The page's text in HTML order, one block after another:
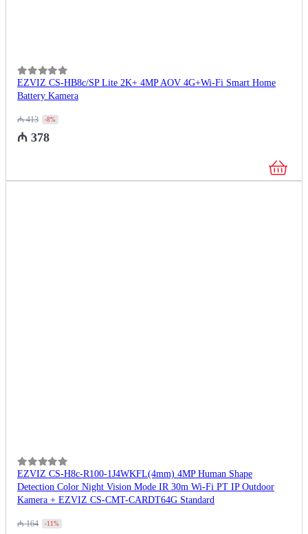
0из 5
EZVIZ CS-HB8c/SP Lite 2K+ 4MP AOV 4G+Wi-Fi Smart Home
Battery Kamera
₼413 -8%
₼ 378
0из 5
EZVIZ CS-H8c-R100-1J4WKFL(4mm) 4MP Human Shape
Detection Color Night Vision Mode IR 30m Wi-Fi PT IP Outdoor
Kamera + EZVIZ CS-CMT-CARDT64G Standard
₼164 -11%